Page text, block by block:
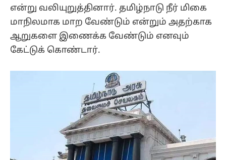
என்று வலியுறுத்தினார். தமிழ்நாடு நீர் மிகை
மாநிலமாக மாற வேண்டும் என்றும் அதற்காக
ஆறுகளை இணைக்க வேண்டும் எனவும்
கேட்டுக் கொண்டார்.